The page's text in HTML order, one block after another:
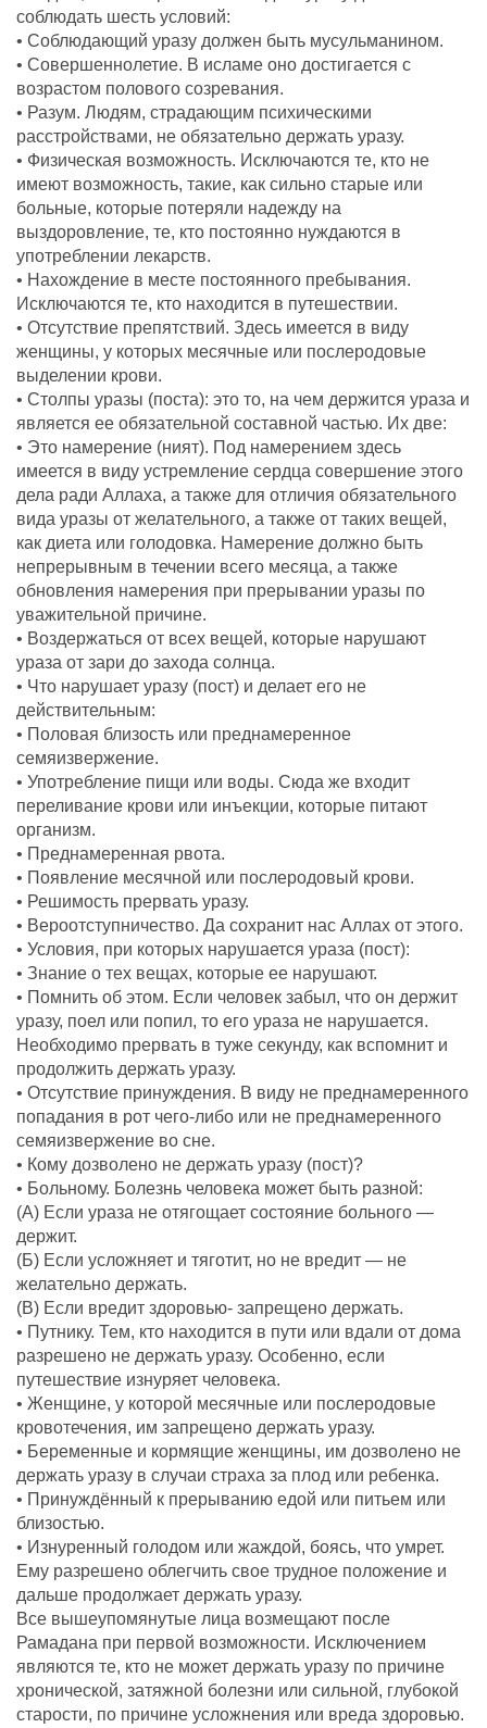
соблюдать шесть условий:
• Соблюдающий уразу должен быть мусульманином.
• Совершеннолетие. В исламе оно достигается с
возрастом полового созревания.
• Разум. Людям, страдающим психическими
расстройствами, не обязательно держать уразу.
• Физическая возможность. Исключаются те, кто не
имеют возможность, такие, как сильно старые или
больные, которые потеряли надежду на
выздоровление, те, кто постоянно нуждаются в
употреблении лекарств.
• Нахождение в месте постоянного пребывания.
Исключаются те, кто находится в путешествии.
• Отсутствие препятствий. Здесь имеется в виду
женщины, у которых месячные или послеродовые
выделении крови.
• Столпы уразы (поста): это то, на чем держится ураза и
является ее обязательной составной частью. Их две:
• Это намерение (ният). Под намерением здесь
имеется в виду устремление сердца совершение этого
дела ради Аллаха, а также для отличия обязательного
вида уразы от желательного, а также от таких вещей,
как диета или голодовка. Намерение должно быть
непрерывным в течении всего месяца, а также
обновления намерения при прерывании уразы по
уважительной причине.
• Воздержаться от всех вещей, которые нарушают
ураза от зари до захода солнца.
• Что нарушает уразу (пост) и делает его не
действительным:
• Половая близость или преднамеренное
семяизвержение.
• Употребление пищи или воды. Сюда же входит
переливание крови или инъекции, которые питают
организм.
• Преднамеренная рвота.
• Появление месячной или послеродовый крови.
• Решимость прервать уразу.
• Вероотступничество. Да сохранит нас Аллах от этого.
• Условия, при которых нарушается ураза (пост):
• Знание о тех вещах, которые ее нарушают.
• Помнить об этом. Если человек забыл, что он держит
уразу, поел или попил, то его ураза не нарушается.
Необходимо прервать в туже секунду, как вспомнит и
продолжить держать уразу.
• Отсутствие принуждения. В виду не преднамеренного
попадания в рот чего-либо или не преднамеренного
семяизвержение во сне.
• Кому дозволено не держать уразу (пост)?
• Больному. Болезнь человека может быть разной:
(А) Если ураза не отягощает состояние больного —
держит.
(Б) Если усложняет и тяготит, но не вредит — не
желательно держать.
(В) Если вредит здоровью- запрещено держать.
• Путнику. Тем, кто находится в пути или вдали от дома
разрешено не держать уразу. Особенно, если
путешествие изнуряет человека.
• Женщине, у которой месячные или послеродовые
кровотечения, им запрещено держать уразу.
• Беременные и кормящие женщины, им дозволено не
держать уразу в случаи страха за плод или ребенка.
• Принуждённый к прерыванию едой или питьем или
близостью.
• Изнуренный голодом или жаждой, боясь, что умрет.
Ему разрешено облегчить свое трудное положение и
дальше продолжает держать уразу.
Все вышеупомянутые лица возмещают после
Рамадана при первой возможности. Исключением
являются те, кто не может держать уразу по причине
хронической, затяжной болезни или сильной, глубокой
старости, по причине усложнения или вреда здоровью.